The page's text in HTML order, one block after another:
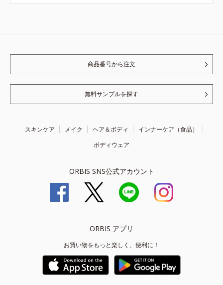
商品番号から注文
無料サンプルを探す
スキンケア メイク ヘア＆ボディ
インナーケア（食品）
ボディウェア
ORBIS SNS公式アカウント
ORBIS アプリ
お買い物をもっと楽しく、便利に！